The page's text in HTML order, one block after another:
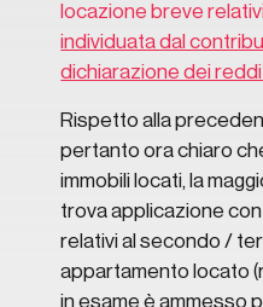
locazione breve
individuata dal
dichiarazione dei
Rispetto alla
pertanto ora chiaro
immobili locati, la
trova applicazione
relativi al secondo /
appartamento locato
in esame è ammesso